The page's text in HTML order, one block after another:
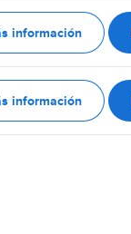
información
información